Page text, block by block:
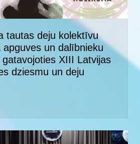
tautas deju kolektīvu
apguves un dalībnieku
XIII Latvijas
dziesmu un deju